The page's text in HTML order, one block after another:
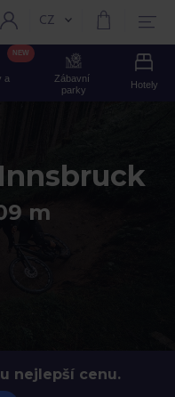
Aktuální jazyk:
CZ
a
NEW
Zábavní
parky
Hotely
m
nejlepší cenu.